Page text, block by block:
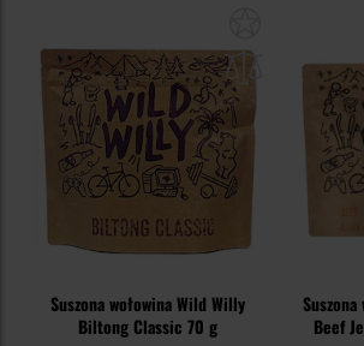
schowka
Suszona wołowina Wild Willy
Biltong Classic 70 g
Beef